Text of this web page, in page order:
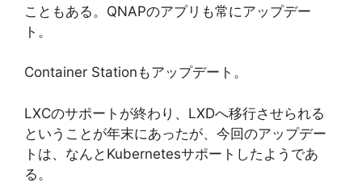
こともある。QNAPのアプリも常にアップデー
ト。
Container Stationもアップデート。
LXCのサポートが終わり、LXDへ移行させられる
ということが年末にあったが、今回のアップデー
トは、なんとKubernetesサポートしたようであ
る。